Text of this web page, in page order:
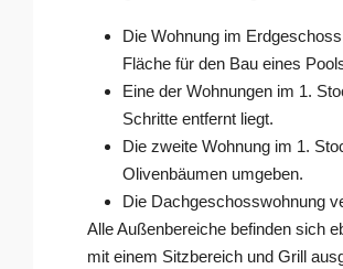
Die Wohnung im
Fläche für den Bau eines
Eine der Wohnungen im 1.
Schritte entfernt liegt.
Die zweite Wohnung im 1.
Olivenbäumen umgeben.
Die Dachgeschosswohnung
Alle Außenbereiche befinden sich
mit einem Sitzbereich und Grill